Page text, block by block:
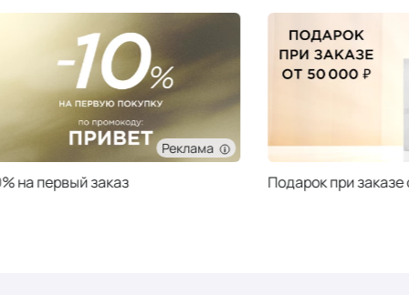
Реклама
Подарок при заказе от 50 000 ₽ Подарок при